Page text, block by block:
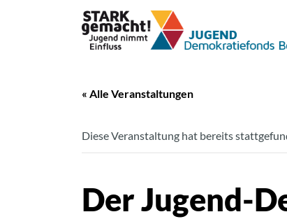
« Alle Veranstaltungen
Diese Veranstaltung hat bereits
Der Jugend-